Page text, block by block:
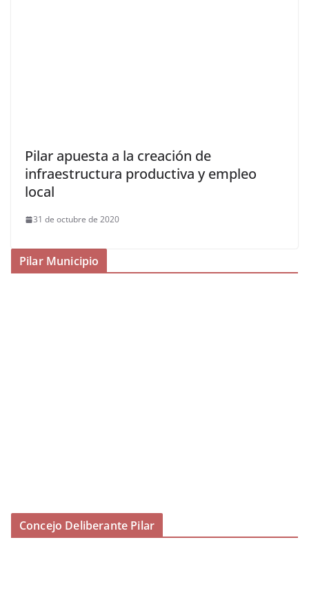
Pilar apuesta a la creación de
infraestructura productiva y empleo
local
31 de octubre de 2020
Pilar Municipio
Concejo Deliberante Pilar